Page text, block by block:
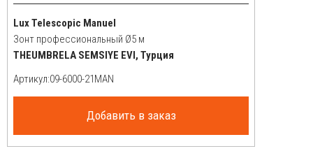
Lux Telescopic Manuel
Зонт профессиональный Ø5 м
THEUMBRELA SEMSIYE EVI, Турция
Артикул:
Добавить в заказ